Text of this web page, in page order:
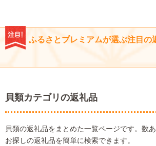
ふるさとプレミアムが選ぶ注目の
貝類カテゴリの返礼品
貝類の返礼品をまとめた一覧ページです。数
お探しの返礼品を簡単に検索できます。